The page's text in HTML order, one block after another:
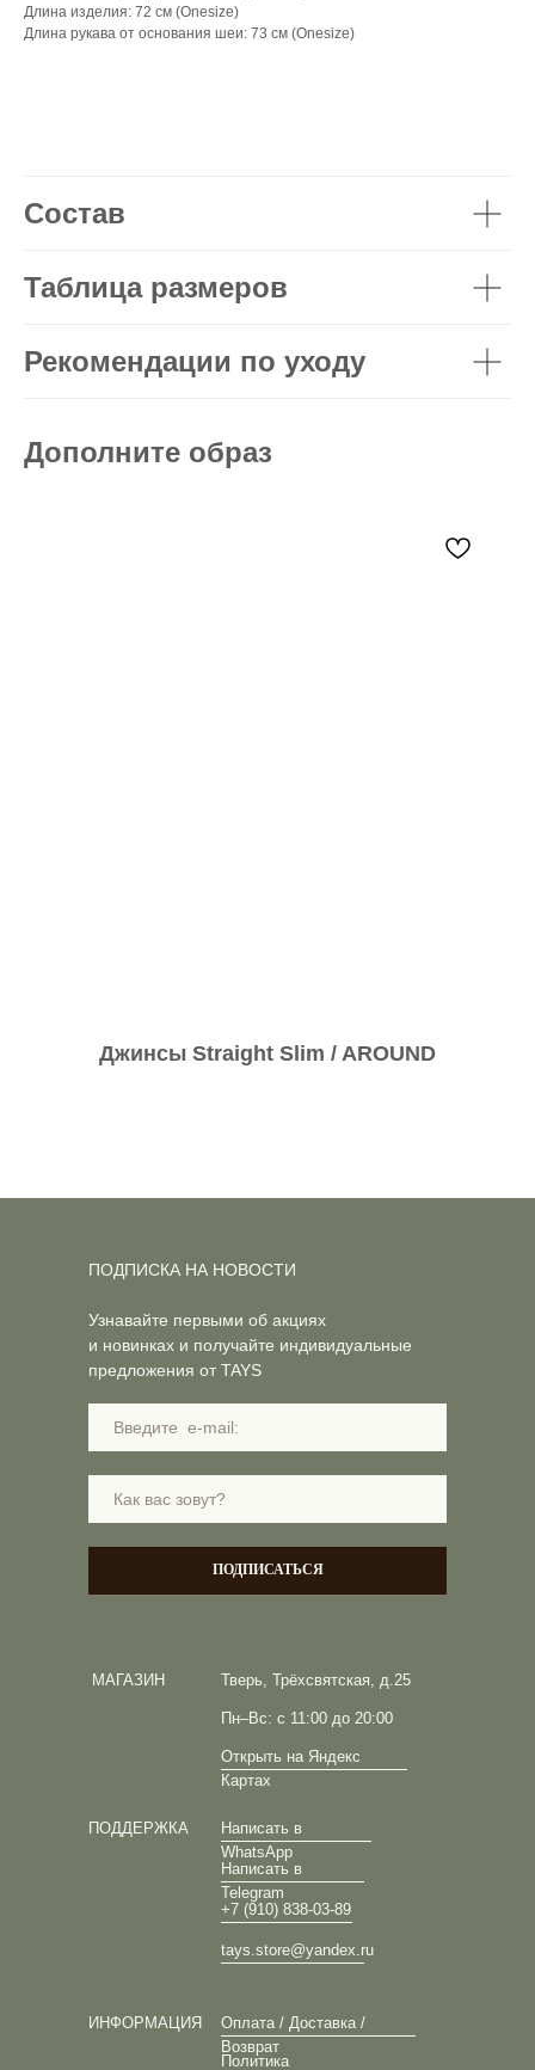
Длина изделия: 72 см (Onesize)
Длина рукава от основания шеи: 73 см (Onesize)
Состав
Таблица размеров
Рекомендации по уходу
Дополните образ
Джинсы Straight Slim / AROUND
Тверь, Трёхсвятская, д.25
Пн–Вс: с 11:00 до 20:00
Открыть на Яндекс
Картах
МАГАЗИН
ПОДДЕРЖКА
Написать в
WhatsApp
Написать в
Telegram
+7 (910) 838-03-89
tays.store@yandex.ru
ИНФОРМАЦИЯ
Оплата / Доставка /
Возврат
Политика
Узнавайте первыми об акциях
и новинках и получайте индивидуальные
предложения от TAYS
ПОДПИСАТЬСЯ
ПОДПИСКА НА НОВОСТИ